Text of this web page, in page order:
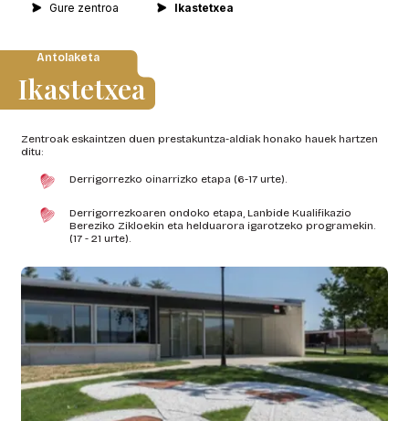
Gure zentroa
Ikastetxea
Antolaketa
Ikastetxea
Zentroak eskaintzen duen prestakuntza-aldiak honako hauek hartzen
ditu:
Derrigorrezko oinarrizko etapa (6-17 urte).
Derrigorrezkoaren ondoko etapa, Lanbide Kualifikazio
Bereziko Zikloekin eta helduarora igarotzeko programekin.
(17 - 21 urte).